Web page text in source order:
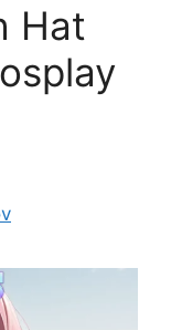
Hat